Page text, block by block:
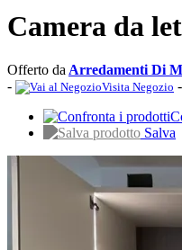
Camera da
Offerto da Arredamenti Di
-
Visita Negozio -
Salva